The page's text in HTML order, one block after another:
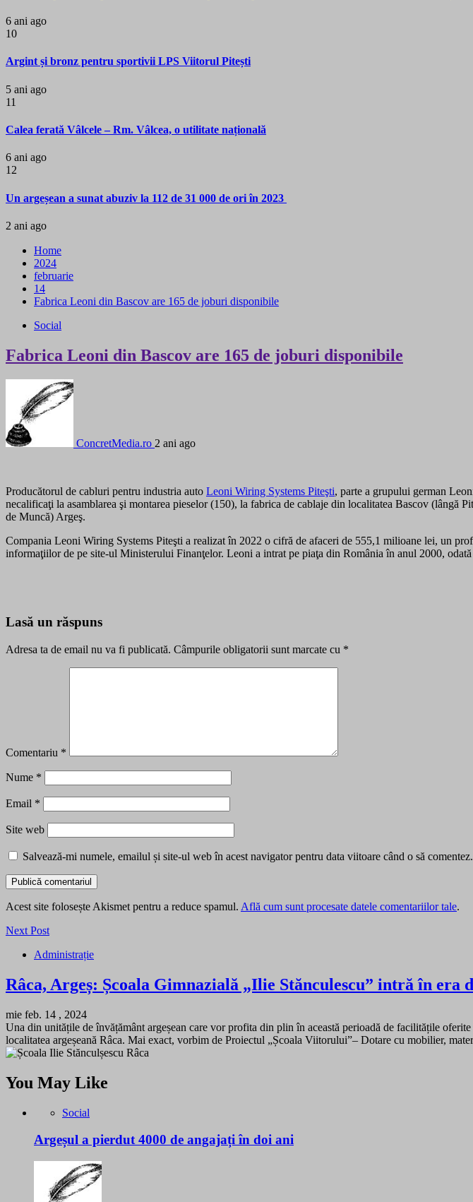
6 ani ago
10
Argint și bronz pentru sportivii LPS Viitorul Pitești
5 ani ago
11
Calea ferată Vâlcele – Rm. Vâlcea, o utilitate națională
6 ani ago
12
Un argeșean a sunat abuziv la 112 de 31 000 de ori în 2023
2 ani ago
Home
2024
februarie
14
Fabrica Leoni din Bascov are 165 de joburi disponibile
Social
Fabrica Leoni din Bascov are 165 de joburi disponibile
ConcretMedia.ro 2 ani ago
Producătorul de cabluri pentru industria auto Leoni Wiring Systems Piteşti, parte a grupului german
necalificaţi la asamblarea şi montarea pieselor (150), la fabrica de cablaje din localitatea Bascov
de Muncă) Argeş.
Compania Leoni Wiring Systems Piteşti a realizat în 2022 o cifră de afaceri de 555,1 milioane lei, un
informaţiilor de pe site-ul Ministerului Finanţelor. Leoni a intrat pe piaţa din România în anul 2000,
Lasă un răspuns
Adresa ta de email nu va fi publicată. Câmpurile obligatorii sunt marcate cu *
Comentariu *
Nume *
Email *
Site web
Salvează-mi numele, emailul și site-ul web în acest navigator pentru data viitoare când o să comentez.
Acest site folosește Akismet pentru a reduce spamul. Află cum sunt procesate datele comentariilor tale.
Next Post
Administrație
Râca, Argeș: Școala Gimnazială „Ilie Stănculescu” intră în era
mie feb. 14 , 2024
Una din unitățile de învățământ argeșean care vor profita din plin în această perioadă de facilitățile
localitatea argeșeană Râca. Mai exact, vorbim de Proiectul „Școala Viitorului”– Dotare cu mobilier,
You May Like
Social
Argeșul a pierdut 4000 de angajați în doi ani